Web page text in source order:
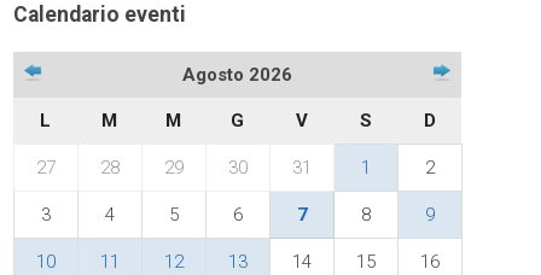
Calendario eventi
Agosto 2026
L M M G V S D
27 28 29 30 31 1 2
3 4 5 6 7 8 9
10 11 12 13 14 15 16